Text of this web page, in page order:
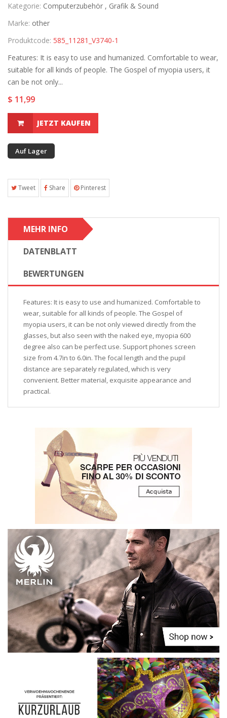
Kategorie: Computerzubehör , Grafik & Sound
Marke: other
Produktcode: 585_11281_V3740-1
Features: It is easy to use and humanized. Comfortable to wear,
suitable for all kinds of people. The Gospel of myopia users, it
can be not only...
$ 11,99
JETZT KAUFEN
Auf Lager
Tweet Share Pinterest
MEHR INFO
DATENBLATT
BEWERTUNGEN
Features: It is easy to use and humanized. Comfortable to
wear, suitable for all kinds of people. The Gospel of
myopia users, it can be not only viewed directly from the
glasses, but also seen with the naked eye, myopia 600
degree also can be perfect use. Support phones screen
size from 4.7in to 6.0in. The focal length and the pupil
distance are separately regulated, which is very
convenient. Better material, exquisite appearance and
practical.